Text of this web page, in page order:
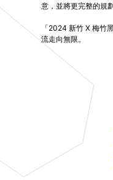
意，並將更完整的規
「2024 新竹 X 梅竹
流走向無限。